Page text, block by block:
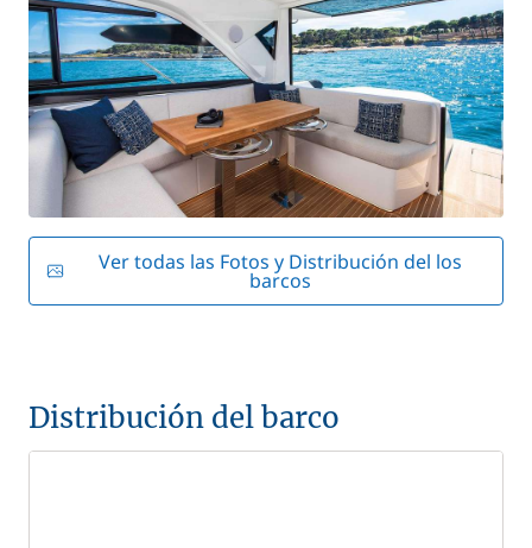
Ver todas las Fotos y Distribución del los
barcos
Distribución del barco